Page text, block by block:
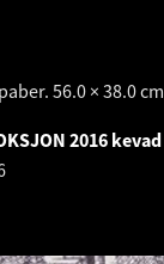
56.0 × 38.0 cm
2016 kevad